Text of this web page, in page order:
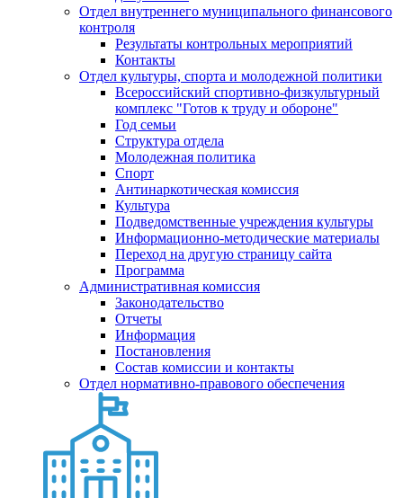
Отдел внутреннего муниципального финансового
контроля
Результаты контрольных мероприятий
Контакты
Отдел культуры, спорта и молодежной политики
Всероссийский спортивно-физкультурный
комплекс "Готов к труду и обороне"
Год семьи
Структура отдела
Молодежная политика
Спорт
Антинаркотическая комиссия
Культура
Подведомственные учреждения культуры
Информационно-методические материалы
Переход на другую страницу сайта
Программа
Административная комиссия
Законодательство
Отчеты
Информация
Постановления
Состав комиссии и контакты
Отдел нормативно-правового обеспечения